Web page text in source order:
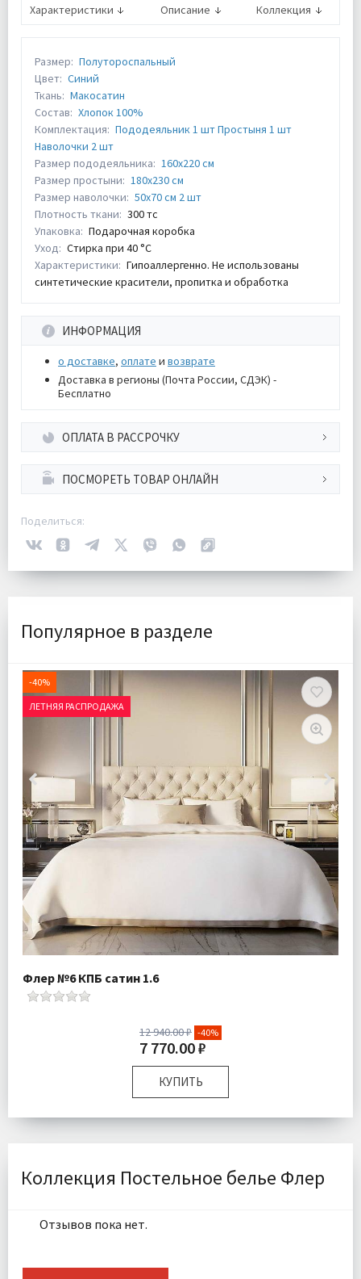
Характеристики Описание Коллекция
Размер: Полутороспальный
Цвет: Синий
Ткань: Макосатин
Состав: Хлопок 100%
Комплектация: Пододеяльник 1 шт Простыня 1 шт
Наволочки 2 шт
Размер пододеяльника: 160х220 см
Размер простыни: 180х230 см
Размер наволочки: 50х70 см 2 шт
Плотность ткани: 300 тс
Упаковка: Подарочная коробка
Уход: Стирка при 40 °С
Характеристики: Гипоаллергенно. Не использованы
синтетические красители, пропитка и обработка
ИНФОРМАЦИЯ
о доставке, оплате и возврате
Доставка в регионы (Почта России, СДЭК) -
Бесплатно
ОПЛАТА В РАССРОЧКУ
ПОСМОРЕТЬ ТОВАР ОНЛАЙН
Поделиться:
Популярное в разделе
-40%
ЛЕТНЯЯ РАСПРОДАЖА
Флер №6 КПБ сатин 1.6
12 940.00 ₽ -40%
7 770.00 ₽
КУПИТЬ
Размер:
Полутороспальный
Ткань:
Макосатин
Доставка:
Бесплатно
Коллекция Постельное белье Флер
Отзывов пока нет.